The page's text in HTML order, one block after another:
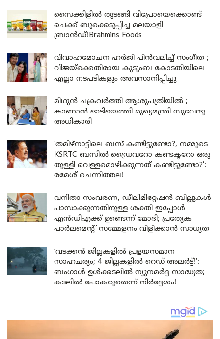
സൈക്കിളിൽ തുടങ്ങി വിപ്രോയെക്കൊണ്ട്
ചെക്ക് ബുക്കെടുപ്പിച്ച മലയാളി
ബ്രാൻഡ്!Brahmins Foods
വിവാഹമോചന ഹർജി പിൻവലിച്ച് സംഗീത ;
വിജയ്ക്കെതിരായ കുടുംബ കോടതിയിലെ
എല്ലാ നടപടികളും അവസാനിപ്പിച്ചു
മിഥുൻ ചക്രവർത്തി ആശുപത്രിയിൽ ;
കാണാൻ ഓടിയെത്തി മുഖ്യമന്ത്രി സുവേന്ദു
അധികാരി
‘തമിഴ്‌നാട്ടിലെ ബസ് കണ്ടിട്ടുണ്ടോ?, നമ്മുടെ
KSRTC ബസിൽ ഡ്രൈവറോ കണ്ടക്ടറോ ഒരു
തുള്ളി വെള്ളമൊഴിക്കുന്നത് കണ്ടിട്ടുണ്ടോ?’:
രമേശ് ചെന്നിത്തല!
വനിതാ സംവരണ, ഡീലിമിറ്റേഷൻ ബില്ലുകൾ
പാസാക്കുന്നതിനുള്ള ശക്തി ഇപ്പോൾ
എൻഡിഎക്ക് ഉണ്ടെന്ന് മോദി; പ്രത്യേക
പാർലമെന്റ് സമ്മേളനം വിളിക്കാൻ സാധ്യത
‘വടക്കൻ ജില്ലകളിൽ പ്രളയസമാന
സാഹചര്യം; 4 ജില്ലകളിൽ റെഡ് അലർട്ട്!’:
ബംഗാൾ ഉൾക്കടലിൽ ന്യൂനമർദ്ദ സാദ്ധ്യത;
കടലിൽ പോകരുതെന്ന് നിർദ്ദേശം!